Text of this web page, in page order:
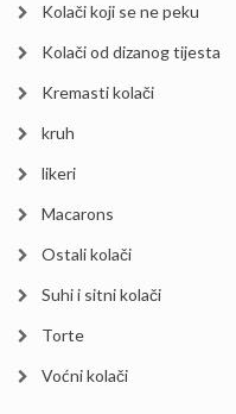
Kolači koji se ne peku
Kolači od dizanog tijesta
Kremasti kolači
kruh
likeri
Macarons
Ostali kolači
Suhi i sitni kolači
Torte
Voćni kolači